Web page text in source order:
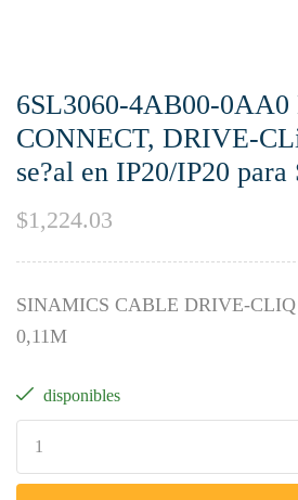
6SL3060-4AB00-
CONNECT, DRIVE-
se?al en IP20/IP20
$1,224.03
SINAMICS CABLE DRIVE-
0,11M
disponibles